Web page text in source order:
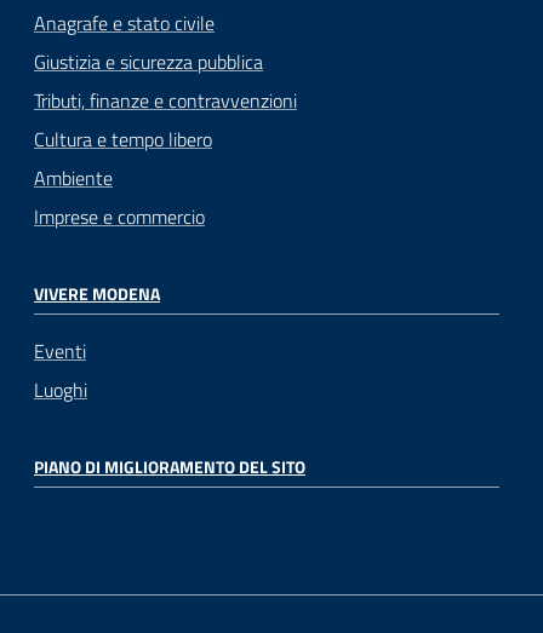
Anagrafe e stato civile
Giustizia e sicurezza pubblica
Tributi, finanze e contravvenzioni
Cultura e tempo libero
Ambiente
Imprese e commercio
VIVERE MODENA
Eventi
Luoghi
PIANO DI MIGLIORAMENTO DEL SITO